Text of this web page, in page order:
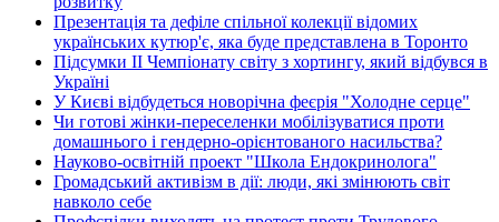
Презентація та дефіле спільної колекції відомих
українських кутюр'є, яка буде представлена в Торонто
Підсумки ІІ Чемпіонату світу з хортингу, який відбувся в
Україні
У Києві відбудеться новорічна феєрія "Холодне серце"
Чи готові жінки-переселенки мобілізуватися проти
домашнього і гендерно-орієнтованого насильства?
Науково-освітній проект "Школа Ендокринолога"
Громадський активізм в дії: люди, які змінюють світ
навколо себе